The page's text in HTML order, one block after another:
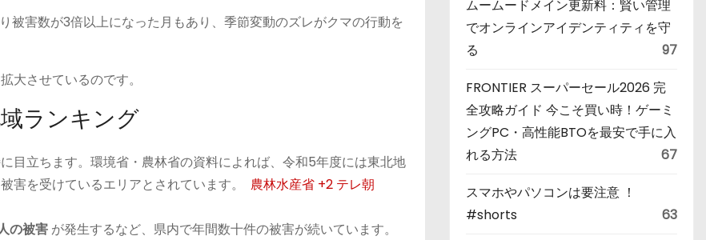
被害数が3倍以上になった月もあり、季節変動のズレがクマの行動を
大させているのです。
ランキング
目立ちます。環境省・農林省の資料によれば、令和5年度には東北地
害を受けているエリアとされています。 農林水産省 +2 テレ朝
の被害が発生するなど、県内で年間数十件の被害が続いています。
ムームードメイン更新料：賢い管理
でオンラインアイデンティティを守
る
97
FRONTIER スーパーセール2026 完
全攻略ガイド 今こそ買い時！ゲーミ
ングPC・高性能BTOを最安で手に入
れる方法
67
スマホやパソコンは要注意 ！
#shorts
63